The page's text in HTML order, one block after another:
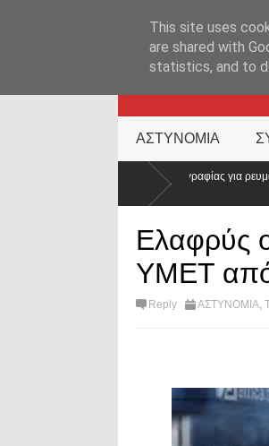
ΑΣΤΥΝΟΜΙΑ
δικογραφίας για ρευματοκλοπή – Όταν η αξιοπιστία
Ελαφρύς
ΥΜΕΤ από
Reply ΑΣΤΥΝΟΜΙΑ,
This site uses
are shared with
statistics, and to